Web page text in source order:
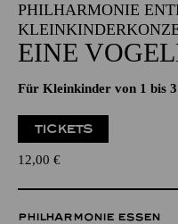
PHILHARMONIE
EINE
Für Kleinkinder von 1 bis
TICKETS
12,00 €
PHILHARMONIE ESSEN